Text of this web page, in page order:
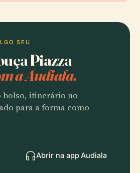
SEU
Piazza
a Audiala.
bolso, itinerário no
para a forma como
Abrir na app Audiala